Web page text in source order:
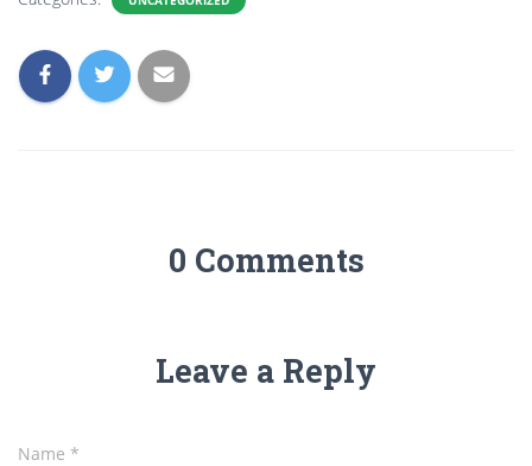
0 Comments
Leave a Reply
Name *